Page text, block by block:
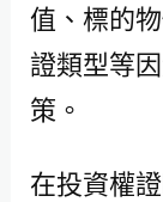
值、標的
證類型等
策。
在投資權